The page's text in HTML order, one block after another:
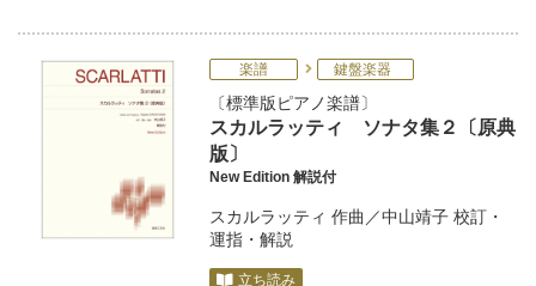
楽譜 鍵盤楽器
標準版ピアノ楽譜
スカルラッティ ソナタ集２〔原典
版〕
New Edition 解説付
スカルラッティ 作曲／中山靖子 校訂・
運指・解説
立ち読み